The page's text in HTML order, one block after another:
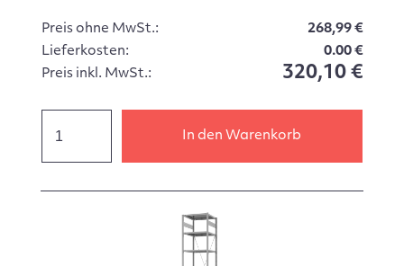
Preis ohne MwSt.:
268,99 €
Lieferkosten:
0.00 €
Preis inkl. MwSt.:
320,10 €
In den Warenkorb